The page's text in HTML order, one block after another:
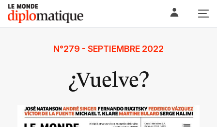
Skip
content
Le monde diplomatique
N°279 - SEPTIEMBRE 2022
¿Vuelve?